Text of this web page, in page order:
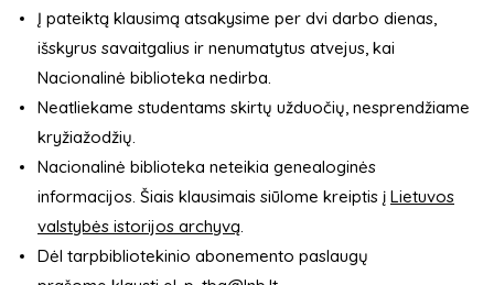
Į pateiktą klausimą atsakysime per dvi darbo dienas,
išskyrus savaitgalius ir nenumatytus atvejus, kai
Nacionalinė biblioteka nedirba.
Neatliekame studentams skirtų užduočių, nesprendžiame
kryžiažodžių.
Nacionalinė biblioteka neteikia genealoginės
informacijos. Šiais klausimais siūlome kreiptis į Lietuvos
valstybės istorijos archyvą
Dėl tarpbibliotekinio abonemento paslaugų